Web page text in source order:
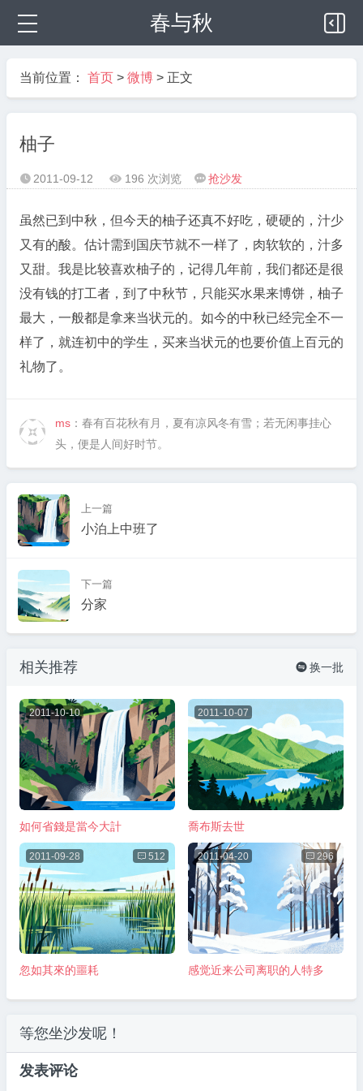
春与秋
当前位置： 首页 > 微博 > 正文
柚子
 2011-09-12  196 次浏览  抢沙发
虽然已到中秋，但今天的柚子还真不好吃，硬硬的，汁少
又有的酸。估计需到国庆节就不一样了，肉软软的，汁多
又甜。我是比较喜欢柚子的，记得几年前，我们都还是很
没有钱的打工者，到了中秋节，只能买水果来博饼，柚子
最大，一般都是拿来当状元的。如今的中秋已经完全不一
样了，就连初中的学生，买来当状元的也要价值上百元的
礼物了。
ms ：春有百花秋有月，夏有凉风冬有雪；若无闲事挂心
头，便是人间好时节。
上一篇
小泊上中班了
下一篇
分家
相关推荐  换一批
2011-10-10
如何省錢是當今大計
2011-10-07
喬布斯去世
2011-09-28  512
忽如其來的噩耗
2011-04-20  296
感觉近来公司离职的人特多
等您坐沙发呢！
发表评论